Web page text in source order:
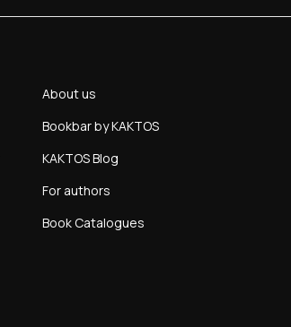
About us
Bookbar by KAKTOS
KAKTOS Blog
For authors
Book Catalogues